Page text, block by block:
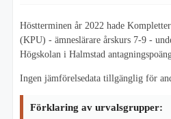
Höstterminen år 2022 hade
(KPU) - ämneslärare årskurs 7-9 -
Högskolan i Halmstad
Ingen jämförelsedata tillgänglig för
Förklaring av urvalsgrupper: